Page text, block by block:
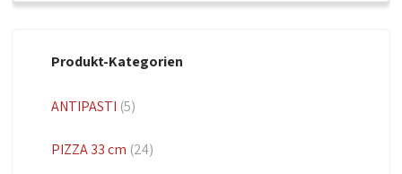
Produkt-Kategorien
ANTIPASTI (5)
PIZZA 33 cm (24)